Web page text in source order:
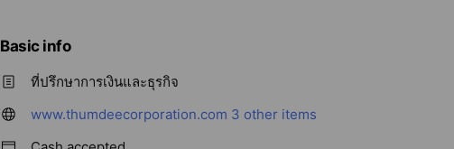
Basic info
ที่ปรึกษาการเงินและธุรกิจ
www.thumdeecorporation.com 3 other items